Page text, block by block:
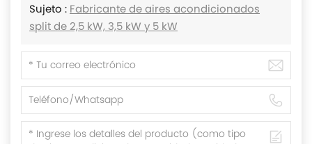
Sujeto :Fabricante de aires acondicionados
split de 2,5 kW, 3,5 kW y 5 kW